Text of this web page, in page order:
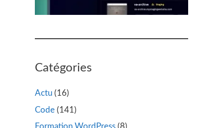
Catégories
Actu (16)
Code (141)